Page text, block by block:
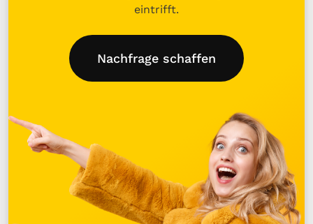
eintrifft.
Nachfrage schaffen